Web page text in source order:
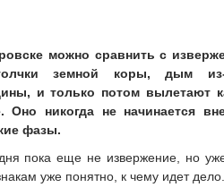
можно сравнить с
земной коры, дым
и только потом вылетают
Оно никогда не начинается
фазы.
пока еще не извержение, но
уже понятно, к чему идет дело.